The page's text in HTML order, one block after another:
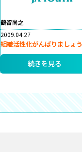
鶴留尚之
2009.04.27
組織活性化がんばりましょう
続きを見る